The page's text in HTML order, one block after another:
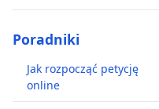
Poradniki
Jak rozpocząć petycję
online